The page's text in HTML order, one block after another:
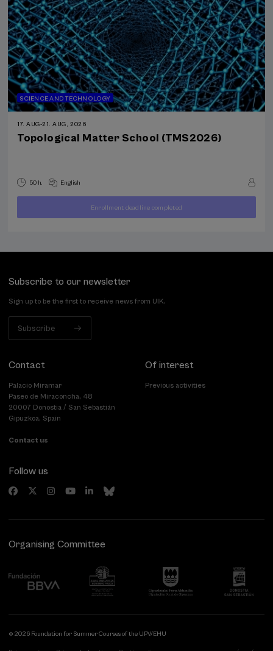
SCIENCE AND TECHNOLOGY
17. AUG-21. AUG, 2026
Topological Matter School (TMS2026)
50 h. English
... FROM400
Last
places
Free
Date
expired
Enrollment deadline completed
Subscribe to our newsletter
Sign up to be the first to receive news from UIK.
Subscribe
Contact
Palacio Miramar
Paseo de Miraconcha, 48
20007 Donostia / San Sebastián
Gipuzkoa, Spain
Contact us
Of interest
Previous activities
Follow us
Organising Committee
© 2026 Foundation for Summer Courses of the UPV/EHU